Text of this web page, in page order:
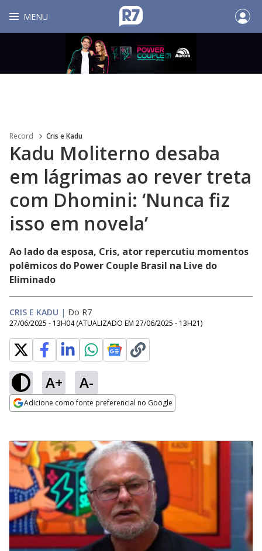
MENU
Record Cris e Kadu
Kadu Moliterno desaba
em lágrimas ao rever treta
com Dhomini: ‘Nunca fiz
isso em novela’
Ao lado da esposa, Cris, ator repercutiu momentos
polêmicos do Power Couple Brasil na Live do
Eliminado
CRIS E KADU | Do R7
27/06/2025 - 13H04 (ATUALIZADO EM 27/06/2025 - 13H21)
A+ A-
Adicione como fonte preferencial no Google